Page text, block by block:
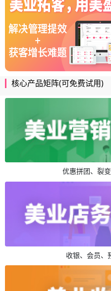
核心产品矩阵(可免费试用)
优惠拼团、裂
收银、会员、